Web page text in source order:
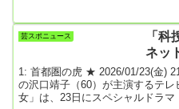
が1人もいない」佐藤輝の孤立こ
たように見えたわけだが、大谷へ
芸スポニュース
「
ネッ
1: 首都圏の虎 ★ 2026/01/23(金)
の沢口靖子（60）が主演するテ
女」は、23日にスペシャルドラ